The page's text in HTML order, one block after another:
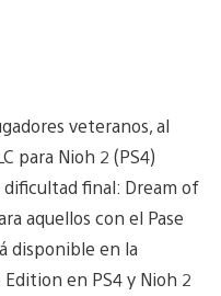
veteranos, al
para Nioh 2 (PS4)
final: Dream of
aquellos con el Pase
disponible en la
en PS4 y Nioh 2